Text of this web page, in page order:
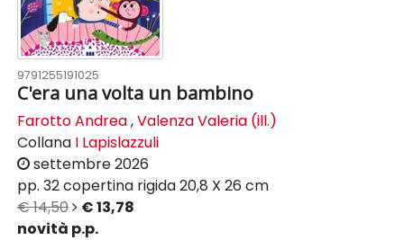
9791255191025
C'era una volta un bambino
Farotto Andrea,Valenza Valeria (ill.)
Collana I Lapislazzuli
settembre 2026
pp. 32copertina rigida20,8 X 26 cm
€ 14,50
€ 13,78
novità p.p.